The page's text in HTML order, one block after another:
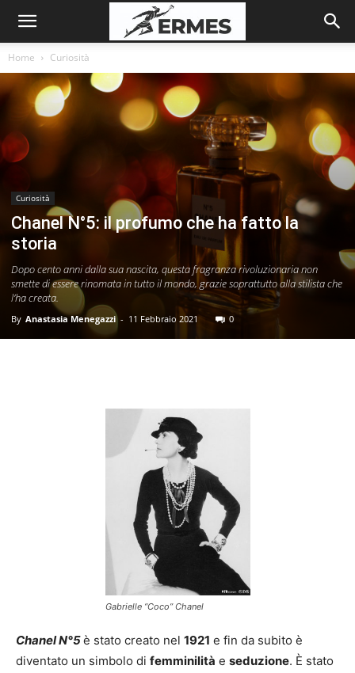
Home Curiosità
Curiosità
Chanel N°5: il profumo che ha fatto la
storia
Dopo cento anni dalla sua nascita, questa fragranza rivoluzionaria non
smette di essere rinomata in tutto il mondo, grazie soprattutto alla stilista che
l’ha creata.
By Anastasia Menegazzi - 11 Febbraio 2021 0
Gabrielle “Coco” Chanel
Chanel N°5è stato creato nel 1921 e fin da subito è
diventato un simbolo di femminilità e seduzione. È stato